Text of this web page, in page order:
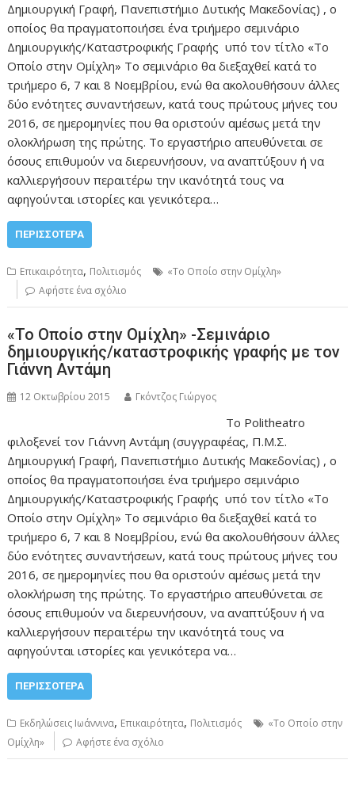
Δημιουργική Γραφή, Πανεπιστήμιο Δυτικής Μακεδονίας) , ο
οποίος θα πραγματοποιήσει ένα τριήμερο σεμινάριο
Δημιουργικής/Καταστροφικής Γραφής υπό τον τίτλο «Το
Οποίο στην Ομίχλη» Το σεμινάριο θα διεξαχθεί κατά το
τριήμερο 6, 7 και 8 Νοεμβρίου, ενώ θα ακολουθήσουν άλλες
δύο ενότητες συναντήσεων, κατά τους πρώτους μήνες του
2016, σε ημερομηνίες που θα οριστούν αμέσως μετά την
ολοκλήρωση της πρώτης. Το εργαστήριο απευθύνεται σε
όσους επιθυμούν να διερευνήσουν, να αναπτύξουν ή να
καλλιεργήσουν περαιτέρω την ικανότητά τους να
αφηγούνται ιστορίες και γενικότερα…
ΠΕΡΙΣΣΌΤΕΡΑ
Επικαιρότητα, Πολιτισμός
«Το Οποίο στην Ομίχλη»
Αφήστε ένα σχόλιο
«Το Οποίο στην Ομίχλη» -Σεμινάριο
δημιουργικής/καταστροφικής γραφής με τον
Γιάννη Αντάμη
12 Οκτωβρίου 2015 Γκόντζος Γιώργος
Το Politheatro
φιλοξενεί τον Γιάννη Αντάμη (συγγραφέας, Π.Μ.Σ.
Δημιουργική Γραφή, Πανεπιστήμιο Δυτικής Μακεδονίας) , ο
οποίος θα πραγματοποιήσει ένα τριήμερο σεμινάριο
Δημιουργικής/Καταστροφικής Γραφής υπό τον τίτλο «Το
Οποίο στην Ομίχλη» Το σεμινάριο θα διεξαχθεί κατά το
τριήμερο 6, 7 και 8 Νοεμβρίου, ενώ θα ακολουθήσουν άλλες
δύο ενότητες συναντήσεων, κατά τους πρώτους μήνες του
2016, σε ημερομηνίες που θα οριστούν αμέσως μετά την
ολοκλήρωση της πρώτης. Το εργαστήριο απευθύνεται σε
όσους επιθυμούν να διερευνήσουν, να αναπτύξουν ή να
καλλιεργήσουν περαιτέρω την ικανότητά τους να
αφηγούνται ιστορίες και γενικότερα να…
ΠΕΡΙΣΣΌΤΕΡΑ
Εκδηλώσεις Ιωάννινα, Επικαιρότητα, Πολιτισμός
«Το Οποίο στην
Ομίχλη»
Αφήστε ένα σχόλιο